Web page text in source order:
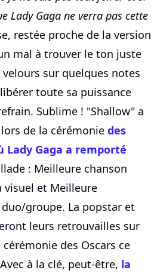
Lady Gaga ne verra pas cette
restée proche de la version
mal à trouver le ton juste
sur quelques notes
toute sa puissance
Sublime ! "Shallow" a
de la cérémonie des
Lady Gaga a remporté
: Meilleure chanson
visuel et Meilleure
groupe. La popstar et
leurs retrouvailles sur
des Oscars ce
à la clé, peut-être, la